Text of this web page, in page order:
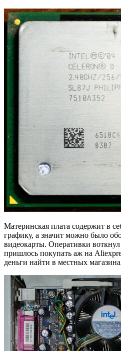
Материнская плата содержит в
графику, а значит можно было
видеокарты. Оперативки
пришлось покупать аж на
деньги найти в местных